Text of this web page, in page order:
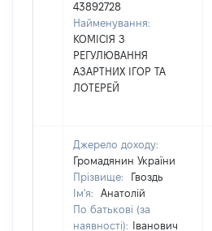
43892728
Найменування:
КОМІСІЯ З
РЕГУЛЮВАННЯ
АЗАРТНИХ ІГОР ТА
ЛОТЕРЕЙ
Джерело доходу:
Громадянин України
Прізвище:
Гвоздь
Ім'я:
Анатолій
По батькові (за
наявності):
Іванович